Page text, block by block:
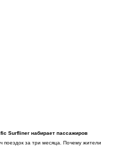
Surfliner набирает пассажиров
поездок за три месяца. Почему жители